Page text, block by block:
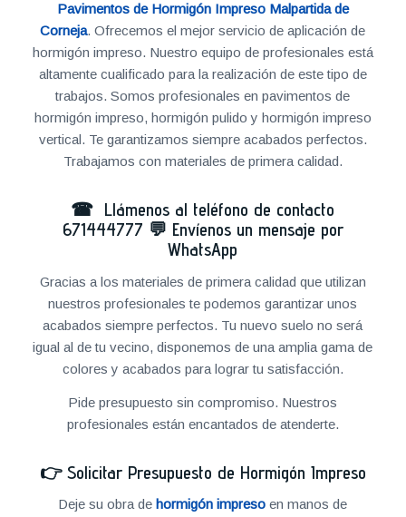
Pavimentos de Hormigón Impreso Malpartida de
Corneja. Ofrecemos el mejor servicio de aplicación de
hormigón impreso. Nuestro equipo de profesionales está
altamente cualificado para la realización de este tipo de
trabajos. Somos profesionales en pavimentos de
hormigón impreso, hormigón pulido y hormigón impreso
vertical. Te garantizamos siempre acabados perfectos.
Trabajamos con materiales de primera calidad.
☎ Llámenos al teléfono de contacto
671444777 💬 Envíenos un mensaje por
WhatsApp
Gracias a los materiales de primera calidad que utilizan
nuestros profesionales te podemos garantizar unos
acabados siempre perfectos. Tu nuevo suelo no será
igual al de tu vecino, disponemos de una amplia gama de
colores y acabados para lograr tu satisfacción.
Pide presupuesto sin compromiso. Nuestros
profesionales están encantados de atenderte.
👉 Solicitar Presupuesto de Hormigón Impreso
Deje su obra dehormigón impreso en manos de